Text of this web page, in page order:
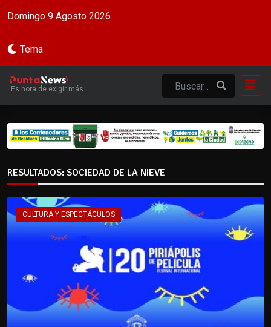
Domingo 9 Agosto 2026
Tema
Es hora de exigir más
RESULTADOS: SOCIEDAD DE LA NIEVE
CULTURA Y ESPECTÁCULOS